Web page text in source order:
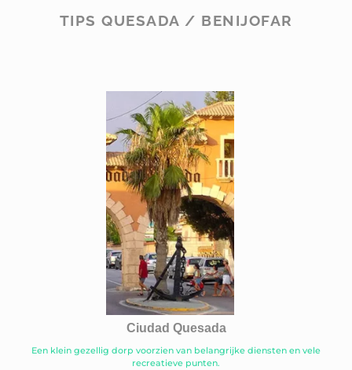
TIPS QUESADA / BENIJOFAR
Ciudad Quesada
Een klein gezellig dorp voorzien van belangrijke diensten en vele
recreatieve punten.